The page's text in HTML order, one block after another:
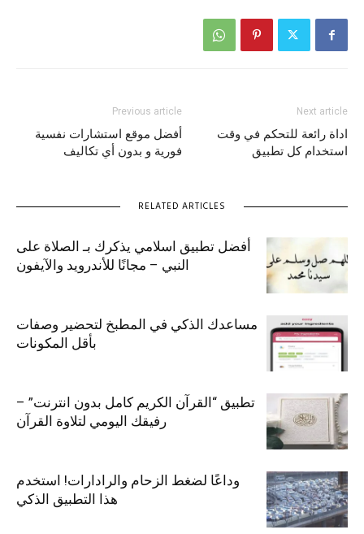
Previous article
أفضل موقع استشارات نفسية
فورية و بدون أي تكاليف
Next article
اداة رائعة للتحكم في وقت
استخدام كل تطبيق
RELATED ARTICLES
أفضل تطبيق اسلامي يذكرك بـ الصلاة على
النبي – مجانًا للأندرويد والآيفون
مساعدك الذكي في المطبخ لتحضير وصفات
بأقل المكونات
تطبيق “القرآن الكريم كامل بدون انترنت” –
رفيقك اليومي لتلاوة القرآن
وداعًا لضغط الزحام والرادارات! استخدم
هذا التطبيق الذكي